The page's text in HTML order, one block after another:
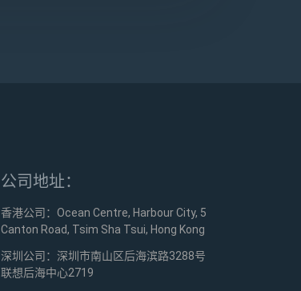
公司地址：
香港公司：Ocean Centre, Harbour City, 5
Canton Road, Tsim Sha Tsui, Hong Kong
深圳公司：深圳市南山区后海滨路3288号
联想后海中心2719